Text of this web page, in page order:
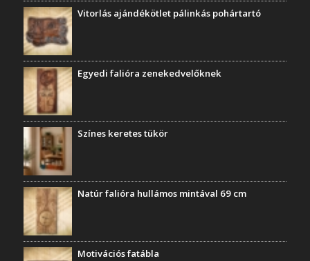
Vitorlás ajándékötlet pálinkás pohártartó
Egyedi falióra zenekedvelőknek
Színes keretes tükör
Natúr falióra hullámos mintával 69 cm
Motivációs fatábla